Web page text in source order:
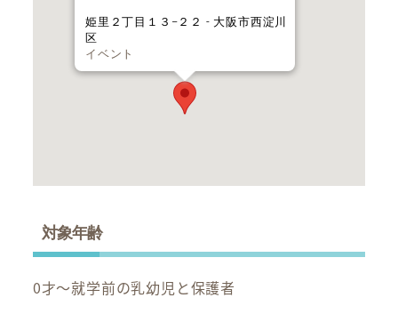
姫里２丁目１３−２２ - 大阪市西淀川
区
イベント
対象年齢
0才～就学前の乳幼児と保護者